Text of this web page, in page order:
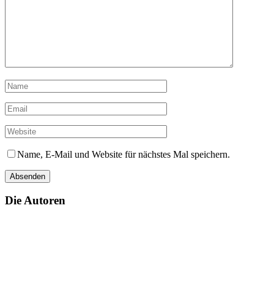
Name, E-Mail und Website für nächstes Mal speichern.
Die Autoren